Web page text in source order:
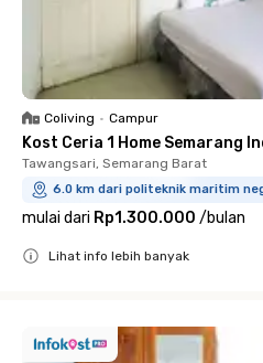
Coliving • Campur
Kost Ceria 1 Home Semarang
Tawangsari, Semarang Barat
6.0 km dari politeknik maritim
mulai dari Rp1.300.000 /bulan
Lihat info lebih banyak